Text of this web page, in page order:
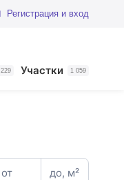
Регистрация и вход
229 Участки 1 059
от до, м²